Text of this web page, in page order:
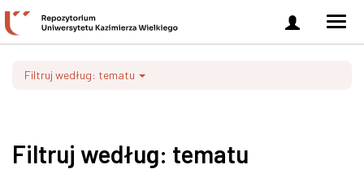
Zaloguj
się
Filtruj według: tematu
Filtruj według: tematu